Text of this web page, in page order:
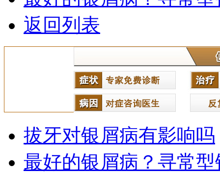
返回列表
拔牙对银屑病有影响吗
最好的银屑病？寻常